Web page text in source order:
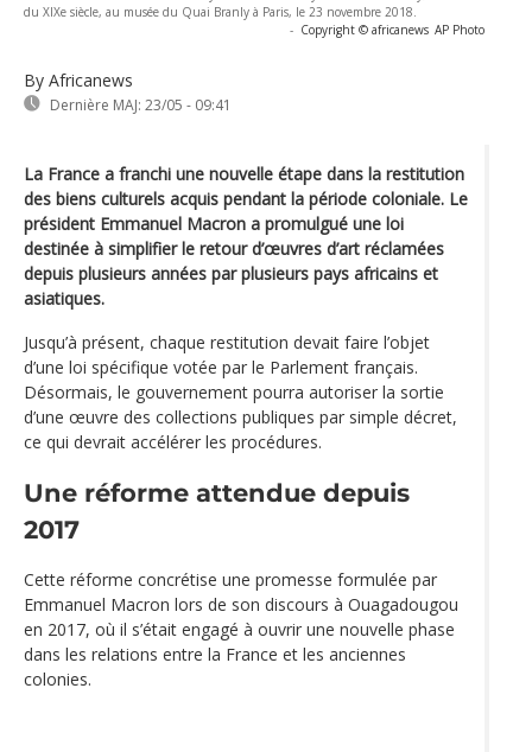
du XIXe siècle, au musée du Quai Branly à Paris, le 23 novembre 2018.
- Copyright © africanews AP Photo
By Africanews
Dernière MAJ: 23/05 - 09:41
La France a franchi une nouvelle étape dans la restitution
des biens culturels acquis pendant la période coloniale. Le
président Emmanuel Macron a promulgué une loi
destinée à simplifier le retour d’œuvres d’art réclamées
depuis plusieurs années par plusieurs pays africains et
asiatiques.
Jusqu’à présent, chaque restitution devait faire l’objet
d’une loi spécifique votée par le Parlement français.
Désormais, le gouvernement pourra autoriser la sortie
d’une œuvre des collections publiques par simple décret,
ce qui devrait accélérer les procédures.
Une réforme attendue depuis
2017
Cette réforme concrétise une promesse formulée par
Emmanuel Macron lors de son discours à Ouagadougou
en 2017, où il s’était engagé à ouvrir une nouvelle phase
dans les relations entre la France et les anciennes
colonies.